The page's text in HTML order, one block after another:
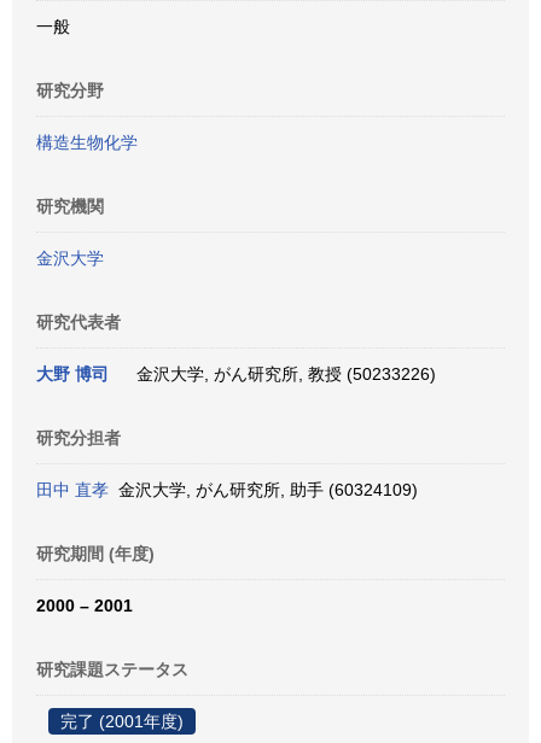
一般
研究分野
構造生物化学
研究機関
金沢大学
研究代表者
大野 博司 金沢大学, がん研究所, 教授 (50233226)
研究分担者
田中 直孝 金沢大学, がん研究所, 助手 (60324109)
研究期間 (年度)
2000 – 2001
研究課題ステータス
完了 (2001年度)